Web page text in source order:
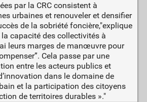
par la CRC consistent à
urbaines et renouveler et densifier
de la sobriété foncière,"explique
la capacité des collectivités à
leurs marges de manœuvre pour
Cela passe par une
entre les acteurs publics et
dans le domaine de
et la participation des citoyens
de territoires durables »."